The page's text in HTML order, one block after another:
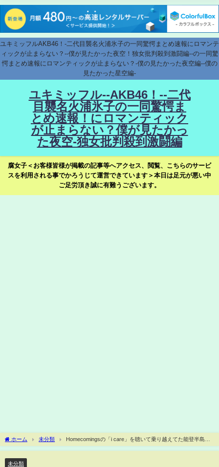
ユキミッフルAKB46！-二代目襲名火浦氷子の一同驚愕まとめ速報にロマンテ
ィックが止まらない？--僕が見たかった夜空！独女批判殺到激闘編--の一同驚
愕まとめ速報にロマンティックが止まらない？-僕の見たかった夜空編--僕の
見たかった星空編-
ユキミッフル--AKB46！--二代
目襲名火浦氷子の一同驚愕ま
とめ速報！にロマンティック
が止まらない？僕が見たかっ
た夜空-独女批判殺到激闘編
腐女子＜お客様皆様が掲載の記事等へアクセス、閲覧、こちらのサービ
スを利用される事でかろうじて運営できています＞本日は足元が悪い中
ご足労頂き誠に有難うございます。
ホーム 未分類
Homecomingsの「i care」を聴いて乗り越えてた能登半島で
の毎日 &ウォーキングで舐められない自分を &メンタルの立直りは過去の傷より生
未分類